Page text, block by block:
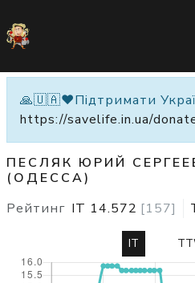
🙏🇺🇦❤️Підтримати
https://savelife.in.ua/
ПЕСЛЯК ЮРИЙ
(ОДЕССА)
Рейтинг IT 14.572 [157]
IT